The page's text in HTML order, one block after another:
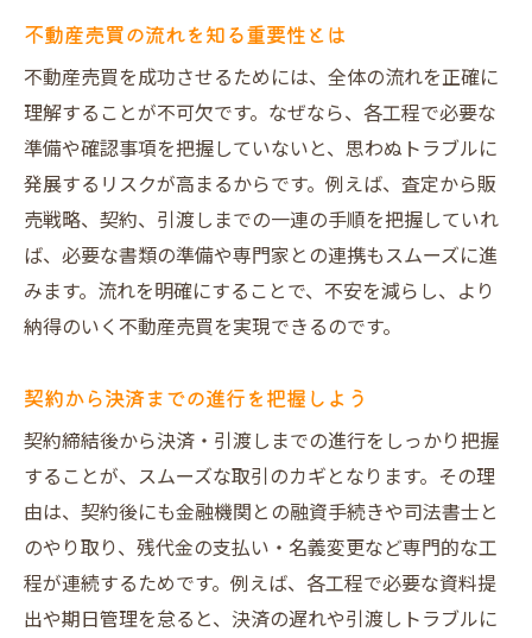
売却活動の進行で避けたいNG行動とは
売却活動時にやりがちな失敗とその対処法
不動産屋が嫌がる行動を避けるポイント
売却進行中に信頼を失う行動とは何か
不動産売買のトラブル予防の基本姿勢
NG行動を回避しスムーズに売却を進めるコ
ツ
契約から決済までの不動産売買実践術
契約日と決済日が同日の場合の注意点
不動産売買の決済期間中に重要な手続き
決済に立ち会わない場合のリスク管理
売買契約後の進行で押さえたいポイント
不動産売買の決済振込時に注意すべき点
トラブル回避に役立つ売買のポイント集
不動産売買の流れを知る重要性とは
不動産売買を成功させるためには、全体の流れを正確に
理解することが不可欠です。なぜなら、各工程で必要な
準備や確認事項を把握していないと、思わぬトラブルに
発展するリスクが高まるからです。例えば、査定から販
売戦略、契約、引渡しまでの一連の手順を把握していれ
ば、必要な書類の準備や専門家との連携もスムーズに進
みます。流れを明確にすることで、不安を減らし、より
納得のいく不動産売買を実現できるのです。
契約から決済までの進行を把握しよう
契約締結後から決済・引渡しまでの進行をしっかり把握
することが、スムーズな取引のカギとなります。その理
由は、契約後にも金融機関との融資手続きや司法書士と
のやり取り、残代金の支払い・名義変更など専門的な工
程が連続するためです。例えば、各工程で必要な資料提
出や期日管理を怠ると、決済の遅れや引渡しトラブルに